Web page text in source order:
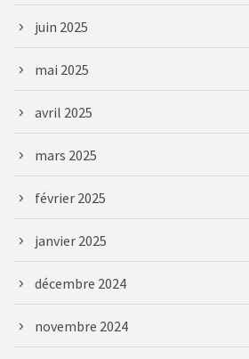
juin 2025
mai 2025
avril 2025
mars 2025
février 2025
janvier 2025
décembre 2024
novembre 2024